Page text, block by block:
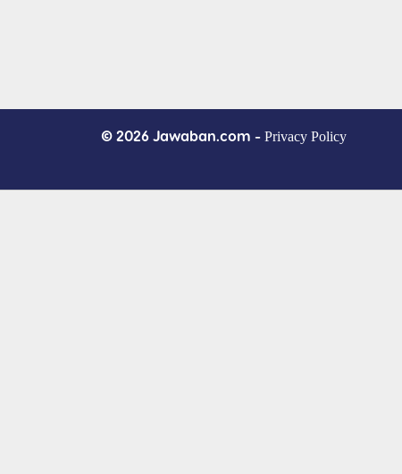
© 2026 Jawaban.com - Privacy Policy